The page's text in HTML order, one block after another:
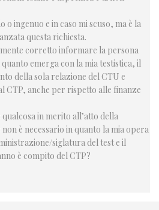
ingenuo e in caso mi scuso, ma è la
questa richiesta.
corretto informare la persona
emerga con la mia testistica, il
della sola relazione del CTU e
CTP, anche per rispetto alle finanze
in merito all’atto della
è necessario in quanto la mia opera
siglatura del test e il
è compito del CTP?